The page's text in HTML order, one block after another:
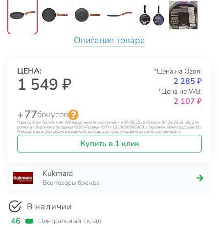
Описание товара
ЦЕНА:
1 549 ₽
*Цена на Ozon:
2 285 ₽
*Цена на WB:
2 107 ₽
+ 77бонусов
*Цена с Озон банком или WB кошельком по состоянию на 06.08.2026 (Озон) и 04.08.2026 (ВБ) для
региона г. Воронеж у продавца ООО «Прайм» (ОГРН 1233600006903, г. Воронеж, Волгоградская 32).
В течение дня цена может изменяться. Актуальную цену уточняйте на сайте маркетплейса.
Купить в 1 клик
Kukmara
Все товары бренда
В наличии
46 Центральный склад